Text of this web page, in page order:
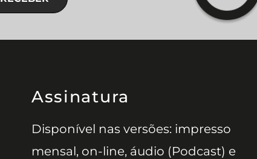
Assinatura
Disponível nas versões: impresso
mensal, on-line, áudio (Podcast) e